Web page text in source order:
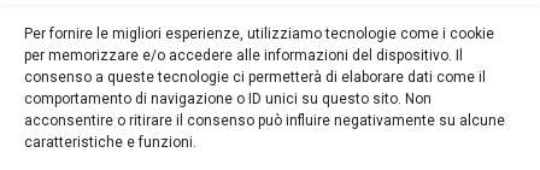
Per fornire le migliori esperienze, utilizziamo tecnologie come i cookie
per memorizzare e/o accedere alle informazioni del dispositivo. Il
consenso a queste tecnologie ci permetterà di elaborare dati come il
comportamento di navigazione o ID unici su questo sito. Non
acconsentire o ritirare il consenso può influire negativamente su alcune
caratteristiche e funzioni.
PRIVACY E COOKIES
DICHIARAZIONE SULLA PRIVACY (UE)